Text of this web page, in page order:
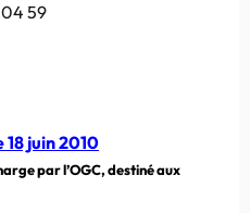
04 59
18 juin 2010
par l’OGC, destiné aux